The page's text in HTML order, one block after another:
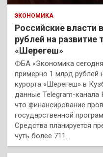
ЭКОНОМИКА
Российские
рублей на развитие
«Шерегеш»
ФБА «Экономика
примерно 1 млрд рублей
курорта «Шерегеш» в
данные Telegram-
что финансирование
государственной
Средства планируется
чуть более 711…